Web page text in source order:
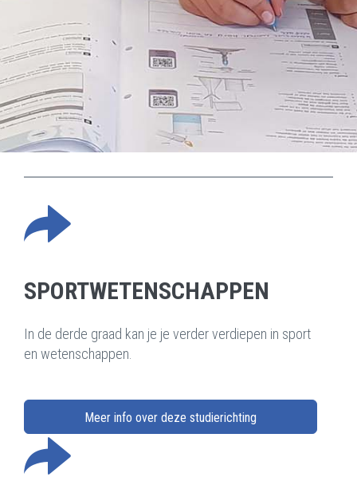
SPORTWETENSCHAPPEN
In de derde graad kan je je verder verdiepen in sport
en wetenschappen.
Meer info over deze studierichting